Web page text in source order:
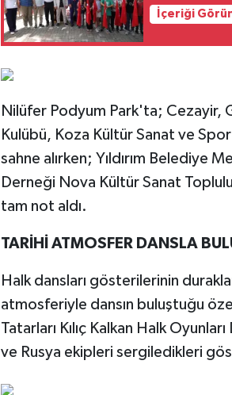
İçeriği
Nilüfer Podyum Park'ta; Cezayir,
Kulübü, Koza Kültür Sanat ve
sahne alırken; Yıldırım Belediye
Derneği Nova Kültür Sanat
tam not aldı.
TARİHİ ATMOSFER DANSLA
Halk dansları gösterilerinin
atmosferiyle dansın buluştuğu
Tatarları Kılıç Kalkan Halk
ve Rusya ekipleri sergiledikleri